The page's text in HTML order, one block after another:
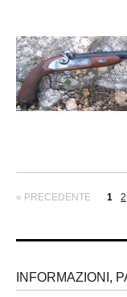
« PRECEDENTE 1 2
INFORMAZIONI,